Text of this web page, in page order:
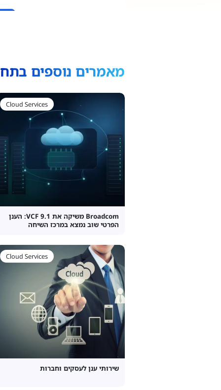
מאמרים נוספים
Cloud Services
Broadcom משיקה את VCF 9.1: הענן
הפרטי שוב נמצא במרכז השיחה
Cloud Services
שירותי ענן לעסקים וחברות